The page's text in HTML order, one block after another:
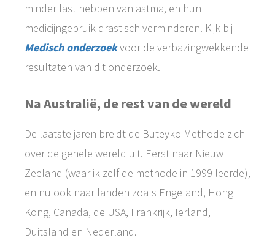
minder last hebben van astma, en hun
medicijngebruik drastisch verminderen. Kijk bij
Medisch onderzoekvoor de verbazingwekkende
resultaten van dit onderzoek.
Na Australië, de rest van de wereld
De laatste jaren breidt de Buteyko Methode zich
over de gehele wereld uit. Eerst naar Nieuw
Zeeland (waar ik zelf de methode in 1999 leerde),
en nu ook naar landen zoals Engeland, Hong
Kong, Canada, de USA, Frankrijk, Ierland,
Duitsland en Nederland.